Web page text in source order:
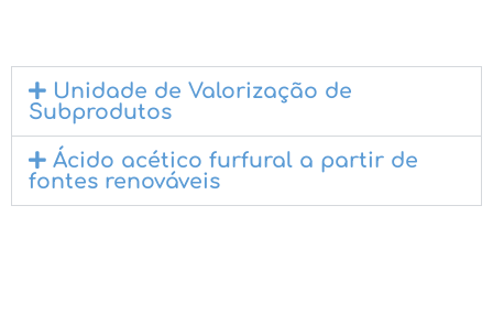
Unidade de Valorização de
Subprodutos
Ácido acético furfural a partir de
fontes renováveis